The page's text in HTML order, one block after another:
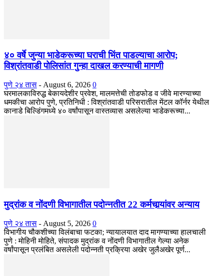
४० वर्षे जुन्या भाडेकरूच्या घराची भिंत पाडल्याचा आरोप;
विश्रांतवाडी पोलिसांत गुन्हा दाखल करण्याची मागणी
पुणे २४ तास - August 6, 2026 0
घरमालकाविरुद्ध बेकायदेशीर प्रवेश, मालमत्तेची तोडफोड व जीवे मारण्याच्या
धमकीचा आरोप पुणे, प्रतिनिधी : विश्रांतवाडी परिसरातील मेंटल कॉर्नर येथील
कानाडे बिल्डिंगमध्ये ४० वर्षांपासून वास्तव्यास असलेल्या भाडेकरूच्या...
मुद्रांक व नोंदणी विभागातील पदोन्नतीत 22 कर्मचार्‍यांवर अन्याय
पुणे २४ तास - August 5, 2026 0
विभागीय चौकशीच्या विलंबाचा फटका; न्यायालयात दाद मागण्याच्या हालचाली
पुणे : मोहिनी मोहिते, संपादक मुद्रांक व नोंदणी विभागातील गेल्या अनेक
वर्षांपासून प्रलंबित असलेली पदोन्नती प्रक्रिया अखेर जुलैअखेर पूर्ण...